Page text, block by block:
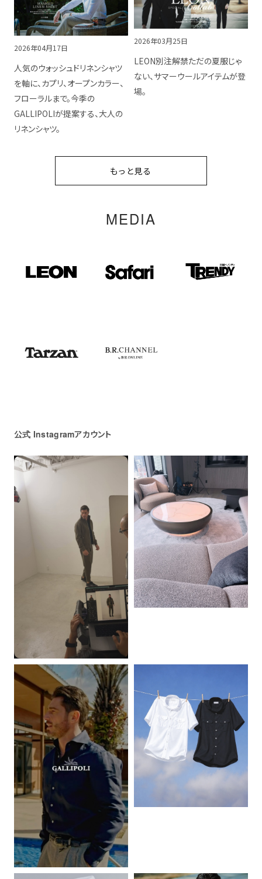
2026年04月17日
人気のウォッシュドリネンシャツ
を軸に、カプリ、オープンカラー、
フローラルまで。今季の
GALLIPOLIが提案する、大人の
リネンシャツ。
2026年03月25日
LEON別注解禁ただの夏服じゃ
ない、サマーウールアイテムが登
場。
もっと見る
MEDIA
公式 Instagramアカウント